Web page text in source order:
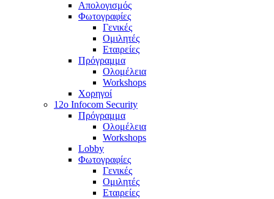
Απολογισμός
Φωτογραφίες
Γενικές
Ομιλητές
Εταιρείες
Πρόγραμμα
Ολομέλεια
Workshops
Χορηγοί
12o Infocom Security
Πρόγραμμα
Ολομέλεια
Workshops
Lobby
Φωτογραφίες
Γενικές
Ομιλητές
Εταιρείες